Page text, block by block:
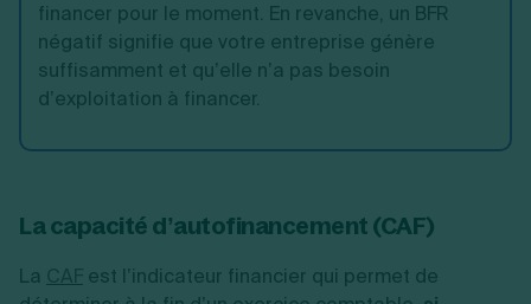
financer pour le moment. En revanche, un BFR
négatif signifie que votre entreprise génère
suffisamment et qu’elle n’a pas besoin
d’exploitation à financer.
La capacité d’autofinancement (CAF)
La CAF est l’indicateur financier qui permet de